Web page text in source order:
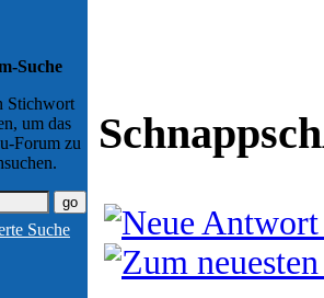
Suche
Stichwort
um das
Forum zu
Suche